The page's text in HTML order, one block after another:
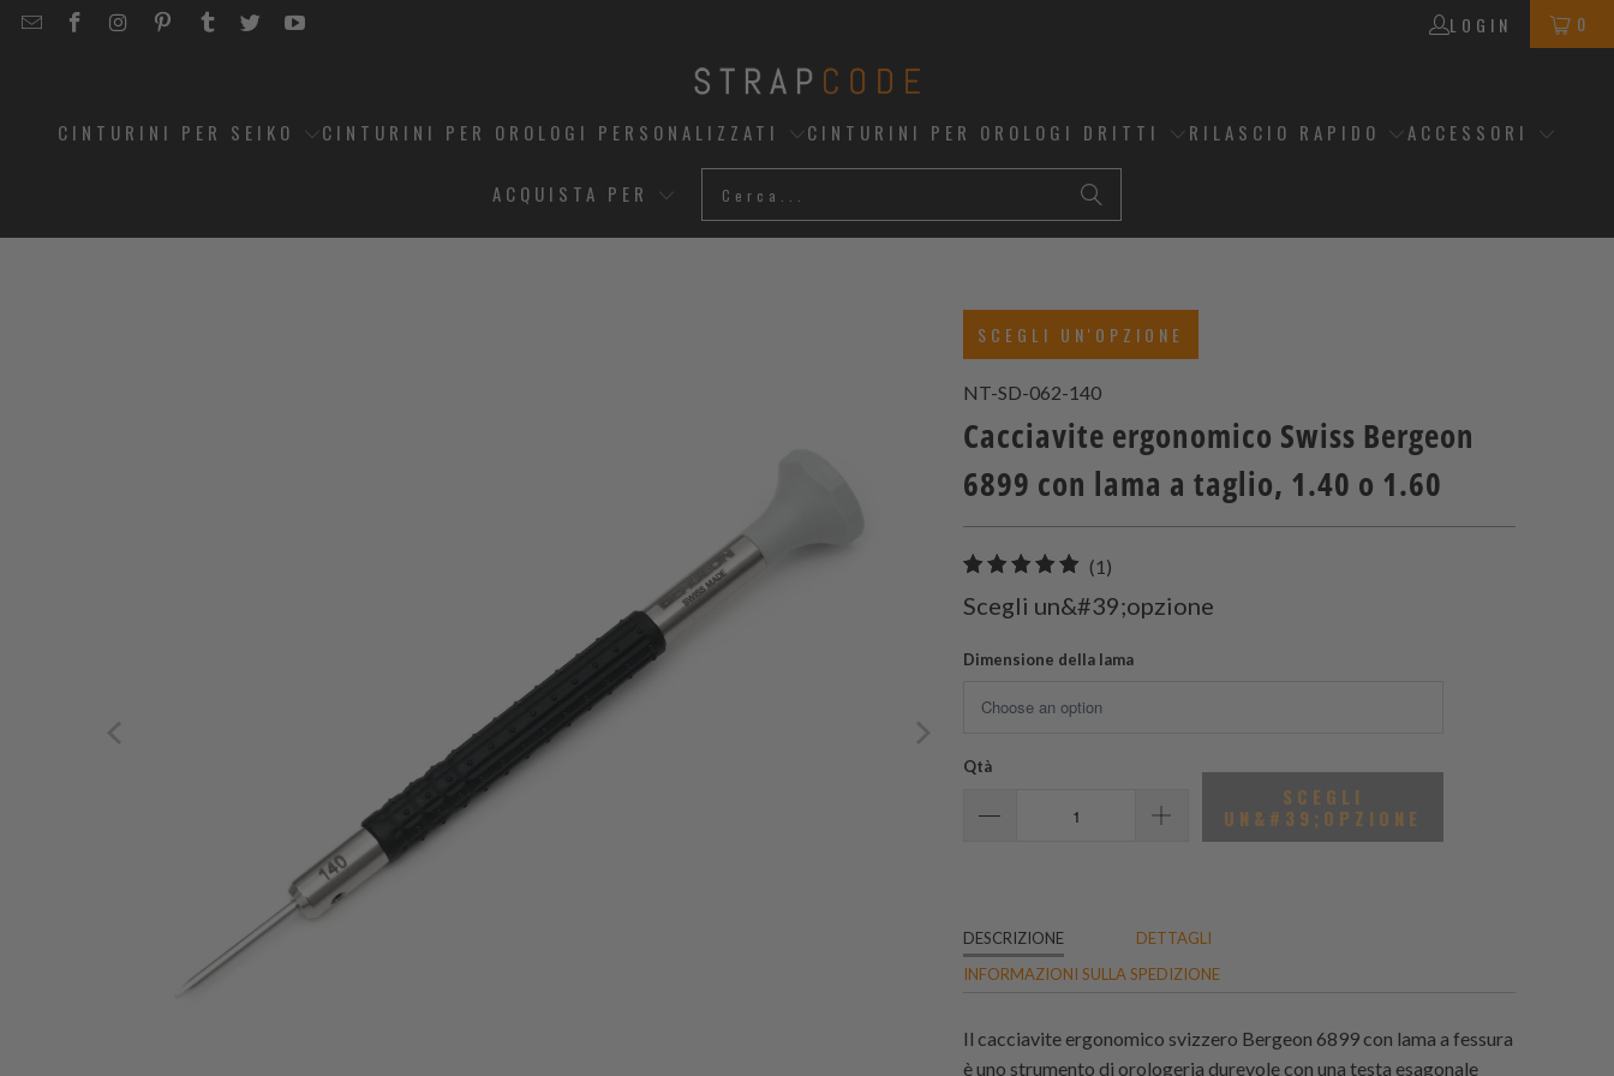
EMAILSTRAPCODE
STRAPCODE
STRAPCODE
STRAPCODE
STRAPCODE
STRAPCODE
LOGIN 0
CINTURINI PER SEIKO CINTURINI PER OROLOGI PERSONALIZZATI CINTURINI PER OROLOGI DRITTI RILASCIO RAPIDO ACCESSORI
ACQUISTA PER
SCEGLI UN'OPZIONE
NT-SD-062-140
Cacciavite ergonomico Swiss Bergeon
6899 con lama a taglio, 1.40 o 1.60
(1)
recensioni
totali
Scegli un&#39;opzione
Dimensione della lama
Qtà
SCEGLI
UN&#39;OPZIONE
DESCRIZIONE
DETTAGLI
INFORMAZIONI SULLA SPEDIZIONE
Il cacciavite ergonomico svizzero Bergeon 6899 con lama a fessura
è uno strumento di orologeria durevole con una testa esagonale